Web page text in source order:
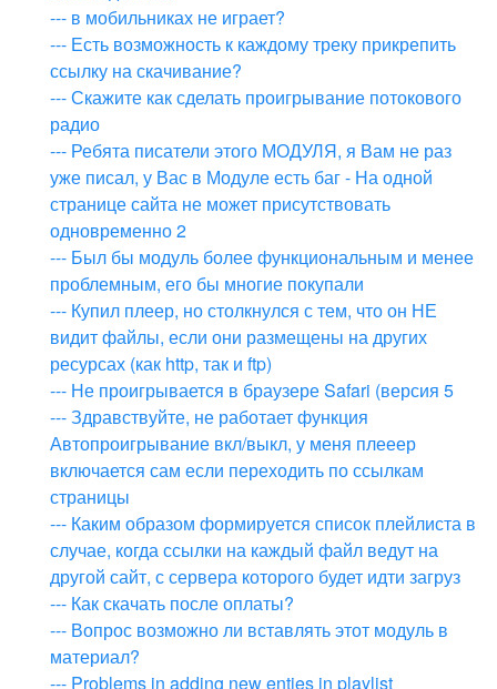
--- в мобильниках не играет?
--- Есть возможность к каждому треку прикрепить
ссылку на скачивание?
--- Скажите как сделать проигрывание потокового
радио
--- Ребята писатели этого МОДУЛЯ, я Вам не раз
уже писал, у Вас в Модуле есть баг - На одной
странице сайта не может присутствовать
одновременно 2
--- Был бы модуль более функциональным и менее
проблемным, его бы многие покупали
--- Купил плеер, но столкнулся с тем, что он НЕ
видит файлы, если они размещены на других
ресурсах (как http, так и ftp)
--- Не проигрывается в браузере Safari (версия 5
--- Здравствуйте, не работает функция
Автопроигрывание вкл/выкл, у меня плееер
включается сам если переходить по ссылкам
страницы
--- Каким образом формируется список плейлиста в
случае, когда ссылки на каждый файл ведут на
другой сайт, с сервера которого будет идти загруз
--- Как скачать после оплаты?
--- Вопрос возможно ли вставлять этот модуль в
материал?
--- Problems in adding new enties in playlist